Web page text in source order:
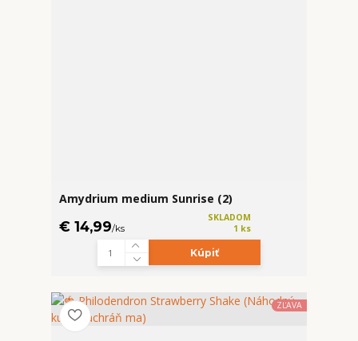
Amydrium medium Sunrise (2)
€ 14,99/ks
SKLADOM
1 ks
Kúpiť
ZĽAVA